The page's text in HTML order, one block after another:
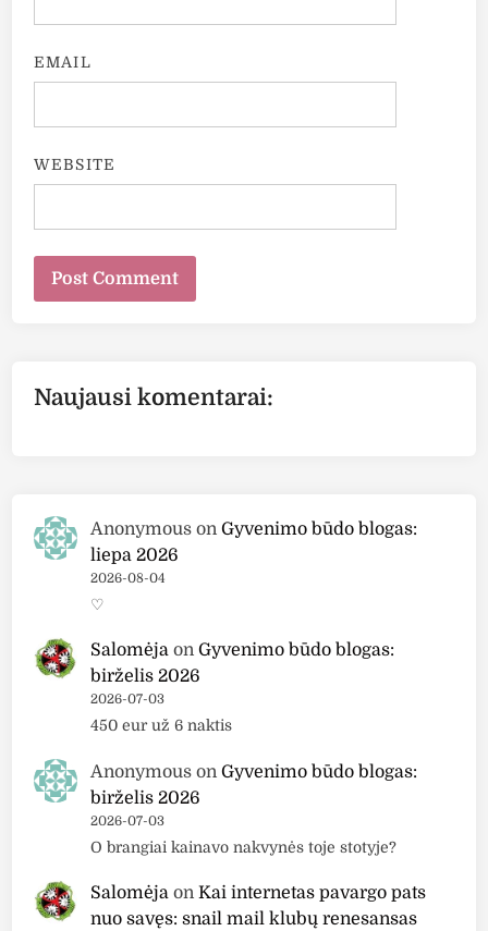
EMAIL
WEBSITE
Naujausi komentarai:
Anonymous onGyvenimo būdo blogas:
liepa 2026
2026-08-04
♡
Salomėja onGyvenimo būdo blogas:
birželis 2026
2026-07-03
450 eur už 6 naktis
Anonymous onGyvenimo būdo blogas:
birželis 2026
2026-07-03
O brangiai kainavo nakvynės toje stotyje?
Salomėja onKai internetas pavargo pats
nuo savęs: snail mail klubų renesansas